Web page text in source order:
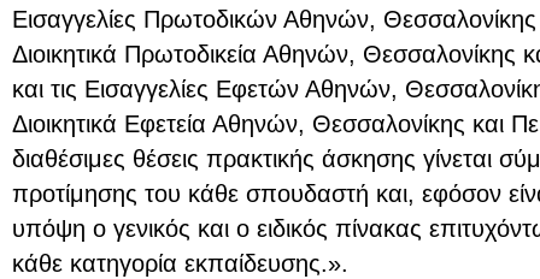
Εισαγγελίες Πρωτοδικών Αθηνών, Θεσσαλονίκης
Διοικητικά Πρωτοδικεία Αθηνών, Θεσσαλονίκης
και τις Εισαγγελίες Εφετών Αθηνών,
Διοικητικά Εφετεία Αθηνών, Θεσσαλονίκης και
διαθέσιμες θέσεις πρακτικής άσκησης γίνεται
προτίμησης του κάθε σπουδαστή και, εφόσον
υπόψη ο γενικός και ο ειδικός πίνακας
κάθε κατηγορία εκπαίδευσης.».